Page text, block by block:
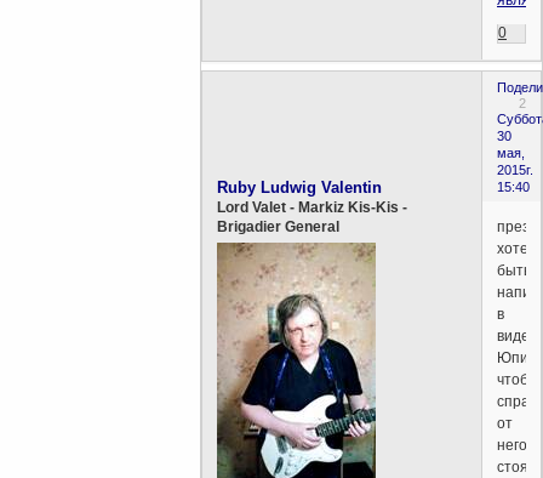
0
2
30
мая,
2015г.
15:40
Ruby Ludwig Valentin
Lord Valet - Markiz Kis-Kis -
Brigadier General
хотел
быть
в
виде
чтобы
от
него
стоял